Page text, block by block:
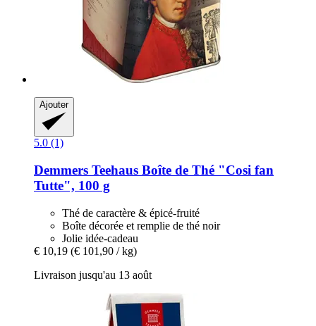
Ajouter
5.0 (1)
Demmers Teehaus Boîte de Thé "Cosi fan
Tutte", 100 g
Thé de caractère & épicé-fruité
Boîte décorée et remplie de thé noir
Jolie idée-cadeau
€ 10,19 (€ 101,90 / kg)
Livraison jusqu'au 13 août